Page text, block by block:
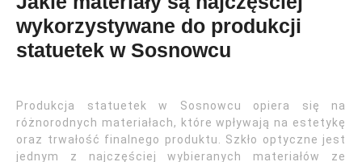
wykorzystywane do produkcji
statuetek w Sosnowcu
Produkcja statuetek w Sosnowcu opiera się na
różnorodnych materiałach, które wpływają na estetykę
oraz trwałość finalnego produktu. Szkło optyczne jest
jednym z najczęściej wybieranych materiałów ze